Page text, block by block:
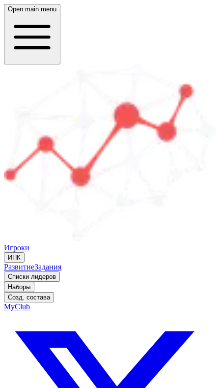
Open main menu
Игроки
ИПК
РазвитиеЗадания
Списки лидеров
Наборы
Созд. состава
MyClub